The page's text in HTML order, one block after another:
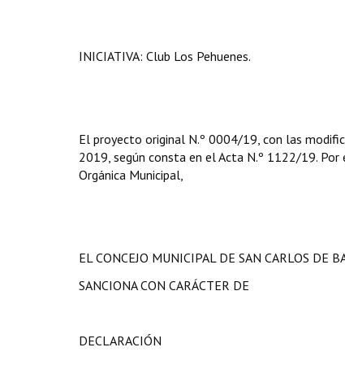
INICIATIVA: Club Los Pehuenes.
El proyecto original N.º 0004/19, con las
2019, según consta en el Acta N.º 1122/19.
Orgánica Municipal,
EL CONCEJO MUNICIPAL DE SAN CARLOS DE
SANCIONA CON CARÁCTER DE
DECLARACIÓN